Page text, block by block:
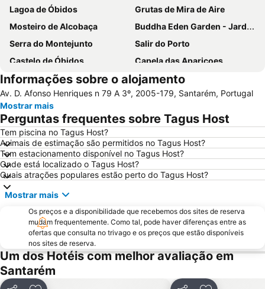
Lagoa de Óbidos
Grutas de Mira de Aire
Mosteiro de Alcobaça
Buddha Eden Garden - Jardim da Paz
Serra do Montejunto
Salir do Porto
Castelo de Óbidos
Capela das Apariçoes
Fluvial da Aldeia do Mato
Estação de Vila Franca de Xira
Parque Ribeirinho de Samora Correia
Castelo de Almourol
Estação Rodoviária de Fátima
Quinta Pedagógica do Cuco
Estação de Caminhos de Ferro do Entroncamento
Praça de Touros de Almeirim
Mosteiro da Batalha
Monumento ao Peregrino em Fátima
Estação de Caminhos de Ferro de Santarém
Pia do Urso
Pelourinho de Alfeizerão
Olhos d'Água de Olho Marinho
Complexo Desportivo Municipal de Tomar
Portas do Sol e o Núcleo Alcáçova
Estação Ferroviária de Caldas da Rainha
Museu de Alhandra Casa Dr. Sousa Martins
Castelo e Convento de Cristo
Centro da Juventude das Caldas da Rainha
Pelourinho de Montargil
Scalabisport
Parque Aquático de Mira de Aire
Castelo de Vila Verde dos Francos
Piscina de Salir do Porto
Informações sobre o alojamento
Av. D. Afonso Henriques n 79 A 3º, 2005-179, Santarém, Portugal
Mostrar mais
Perguntas frequentes sobre Tagus Host
Tem piscina no Tagus Host?
Animais de estimação são permitidos no Tagus Host?
Tem estacionamento disponível no Tagus Host?
Onde está localizado o Tagus Host?
Quais atrações populares estão perto do Tagus Host?
Mostrar mais
Os preços e a disponibilidade que recebemos dos sites de reserva
mudam frequentemente. Como tal, pode haver diferenças entre as
ofertas que consulta no trivago e os preços que estão disponíveis
nos sites de reserva.
Um dos Hotéis com melhor avaliação em
Santarém